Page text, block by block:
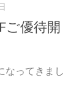
ご優待開
なってきまし